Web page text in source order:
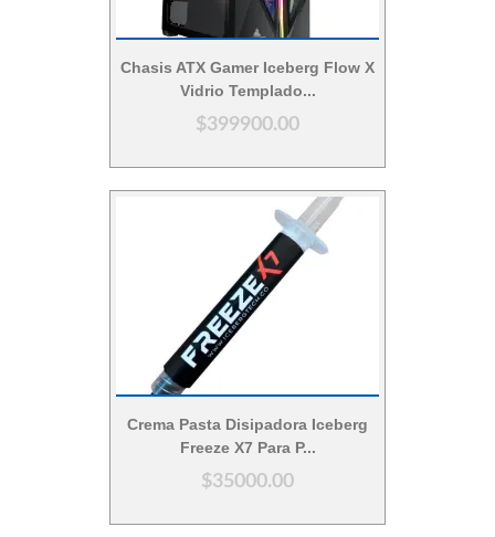
Vista Rápida
Chasis ATX Gamer Iceberg Flow X
Vidrio Templado...
$399900.00
Vista Rápida
Crema Pasta Disipadora Iceberg
Freeze X7 Para P...
$35000.00